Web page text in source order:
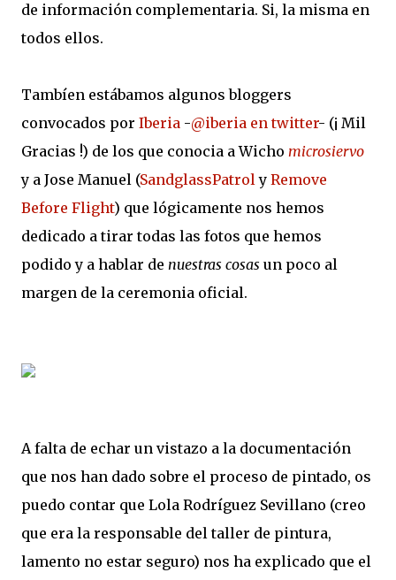
de información complementaria. Si, la misma en
todos ellos.
Tambíen estábamos algunos bloggers
convocados por Iberia -@iberia en twitter- (¡ Mil
Gracias !) de los que conocia a Wicho microsiervo
y a Jose Manuel (SandglassPatroly Remove
Before Flight) que lógicamente nos hemos
dedicado a tirar todas las fotos que hemos
podido y a hablar de nuestras cosas un poco al
margen de la ceremonia oficial.
A falta de echar un vistazo a la documentación
que nos han dado sobre el proceso de pintado, os
puedo contar que Lola Rodríguez Sevillano (creo
que era la responsable del taller de pintura,
lamento no estar seguro) nos ha explicado que el